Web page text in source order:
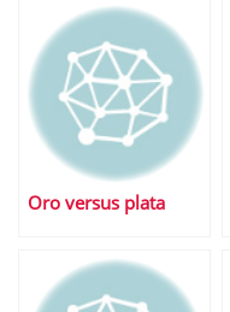
Oro versus plata